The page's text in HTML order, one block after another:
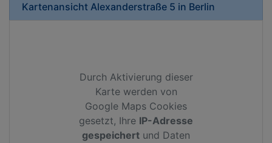
Kartenansicht Alexanderstraße 5 in Berlin
Durch Aktivierung dieser
Karte werden von
Google Maps Cookies
gesetzt, Ihre IP-Adresse
gespeichert und Daten